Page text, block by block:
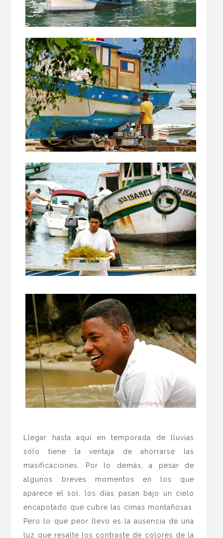
Llegar hasta aquí en temporada de lluvias
sólo tiene la ventaja de ahorrarse las
masificaciones. Por lo demás, a pesar de
algunos breves momentos en los que
aparece el sol, los días pasan bajo un cielo
encapotado que cubre las cimas montañosas.
Pero lo que peor llevo es la ausencia de una
luz que resalte los contraste de colores de la